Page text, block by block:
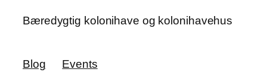
Bæredygtig kolonihave og kolonihavehus
Blog
Events